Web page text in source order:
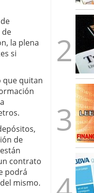
de
la plena
si
que quitan
de
contrato
podrá
mismo.